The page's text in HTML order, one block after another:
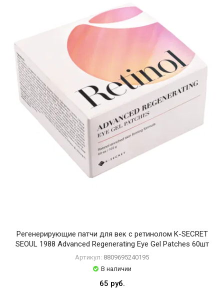
Регенерирующие патчи для век с ретинолом K-SECRET
SEOUL 1988 Advanced Regenerating Eye Gel Patches 60шт
Артикул: 8809695240195
В наличии
65 руб.